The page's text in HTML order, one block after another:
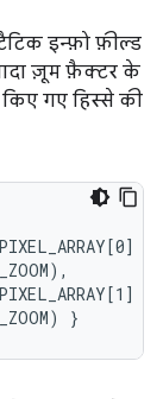
इन्फ़ो फ़ील्ड
ज़ूम फ़ैक्टर के
गए हिस्से की
/
/